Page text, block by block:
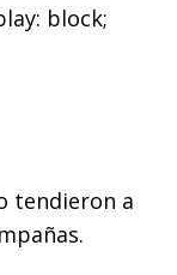
block;
tendieron a